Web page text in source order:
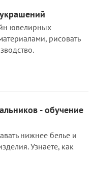
ювелирных
рисовать
- обучение
нижнее белье и
Узнаете, как